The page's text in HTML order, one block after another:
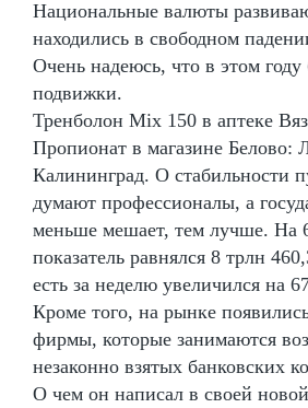
Национальные валюты
находились в свободном
Очень надеюсь, что в этом году
подвижки.
Тренболон Mix 150 в аптеке
Пропионат в магазине Белово:
Калининград. О стабильности
думают профессионалы, а
меньше мешает, тем лучше. На
показатель равнялся 8 трлн
есть за неделю увеличился на
Кроме того, на рынке
фирмы, которые занимаются
незаконно взятых банковских
О чем он написал в своей